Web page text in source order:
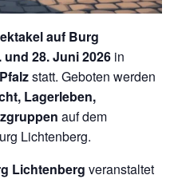
auf Burg
und 28. Juni 2026 in
statt. Geboten werden
Lagerleben,
auf dem
Lichtenberg.
Lichtenberg veranstaltet